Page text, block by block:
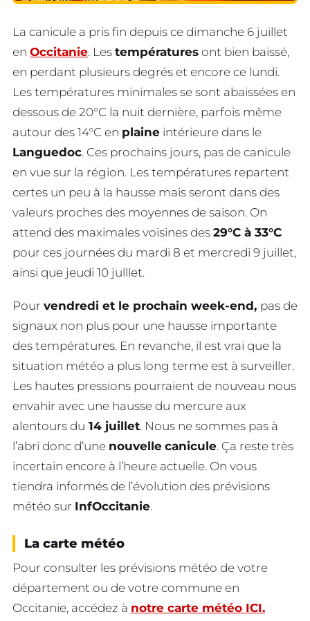
La canicule a pris fin depuis ce dimanche 6 juillet
en Occitanie. Les températures ont bien baissé,
en perdant plusieurs degrés et encore ce lundi.
Les températures minimales se sont abaissées en
dessous de 20°C la nuit dernière, parfois même
autour des 14°C en plaine intérieure dans le
Languedoc. Ces prochains jours, pas de canicule
en vue sur la région. Les températures repartent
certes un peu à la hausse mais seront dans des
valeurs proches des moyennes de saison. On
attend des maximales voisines des 29°C à 33°C
pour ces journées du mardi 8 et mercredi 9 juillet,
ainsi que jeudi 10 julllet.
Pour vendredi et le prochain week-end, pas de
signaux non plus pour une hausse importante
des températures. En revanche, il est vrai que la
situation météo a plus long terme est à surveiller.
Les hautes pressions pourraient de nouveau nous
envahir avec une hausse du mercure aux
alentours du 14 juillet. Nous ne sommes pas à
l’abri donc d’une nouvelle canicule. Ça reste très
incertain encore à l’heure actuelle. On vous
tiendra informés de l’évolution des prévisions
météo sur InfOccitanie.
La carte météo
Pour consulter les prévisions météo de votre
département ou de votre commune en
Occitanie, accédez à notre carte météo ICI.